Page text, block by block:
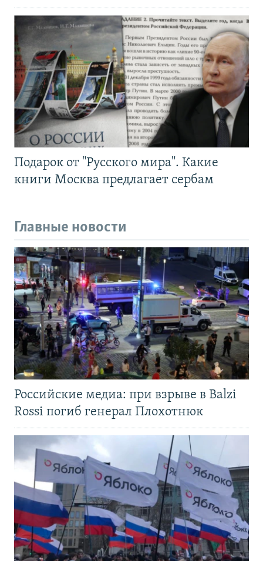
Подарок от "Русского мира". Какие
книги Москва предлагает сербам
Главные новости
Российские медиа: при взрыве в Balzi
Rossi погиб генерал Плохотнюк